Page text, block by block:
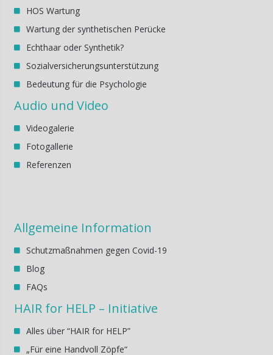
HOS Wartung
Wartung der synthetischen Perücke
Echthaar oder Synthetik?
Sozialversicherungsunterstützung
Bedeutung für die Psychologie
Audio und Video
Videogalerie
Fotogallerie
Referenzen
Allgemeine Information
Schutzmaßnahmen gegen Covid-19
Blog
FAQs
HAIR for HELP – Initiative
Alles über “HAIR for HELP”
„Für eine Handvoll Zöpfe“